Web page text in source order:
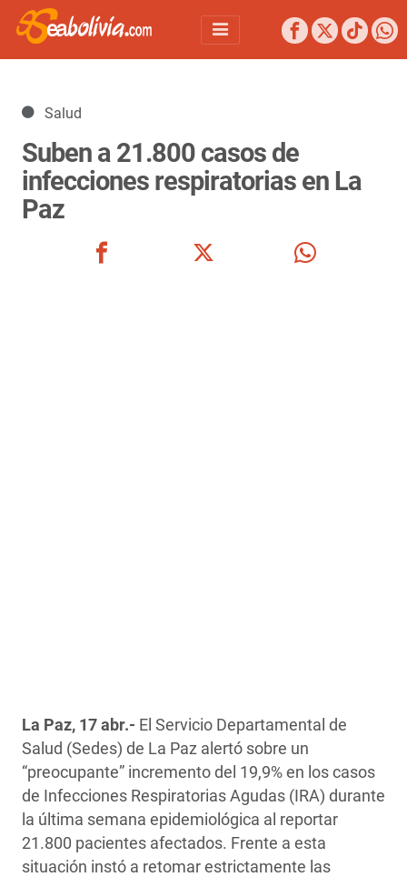
Detalles
Salud
Suben a 21.800 casos de
infecciones respiratorias en La
Paz
La Paz, 17 abr.- El Servicio Departamental de
Salud (Sedes) de La Paz alertó sobre un
“preocupante” incremento del 19,9% en los casos
de Infecciones Respiratorias Agudas (IRA) durante
la última semana epidemiológica al reportar
21.800 pacientes afectados. Frente a esta
situación instó a retomar estrictamente las